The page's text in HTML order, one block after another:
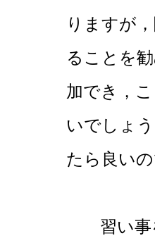
りますが
ることを
加でき，
いでしょ
たら良い
習い事を